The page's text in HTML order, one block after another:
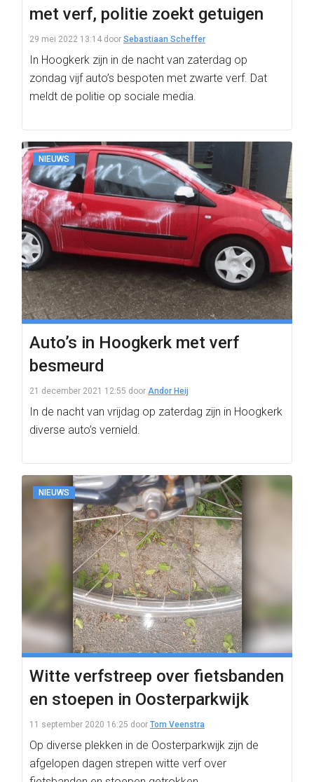
met verf, politie zoekt getuigen
29 mei 2022 13:14 door Sebastiaan Scheffer
In Hoogkerk zijn in de nacht van zaterdag op
zondag vijf auto’s bespoten met zwarte verf. Dat
meldt de politie op sociale media.
NIEUWS
Auto’s in Hoogkerk met verf
besmeurd
21 december 2021 12:55 door Andor Heij
In de nacht van vrijdag op zaterdag zijn in Hoogkerk
diverse auto’s vernield.
NIEUWS
Witte verfstreep over fietsbanden
en stoepen in Oosterparkwijk
11 september 2020 16:25 door Tom Veenstra
Op diverse plekken in de Oosterparkwijk zijn de
afgelopen dagen strepen witte verf over